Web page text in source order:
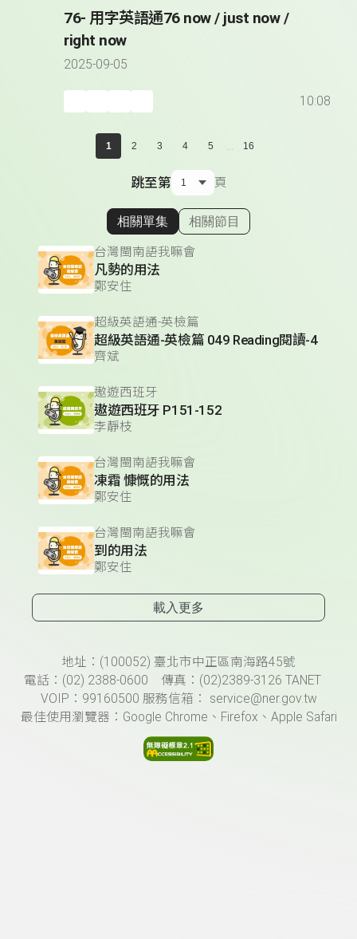
76- 用字英語通76 now / just now /
right now
2025-09-05
10:08
1 2 3 4 5 ... 16
跳至第 頁
顯示相關單集
相關單集 相關節目
台灣閩南語我嘛會
凡勢的用法
鄭安住
超級英語通-英檢篇
超級英語通-英檢篇 049 Reading閱讀-4
齊斌
遨遊西班牙
遨遊西班牙 P151-152
李靜枝
台灣閩南語我嘛會
凍霜 慷慨的用法
鄭安住
台灣閩南語我嘛會
到的用法
鄭安住
載入更多
頁尾資訊地址：(100052) 臺北市中正區南海路45號
電話：(02) 2388-0600 傳真：(02)2389-3126 TANET
VOIP：99160500 服務信箱： service@ner.gov.tw
最佳使用瀏覽器：Google Chrome、Firefox、Apple Safari